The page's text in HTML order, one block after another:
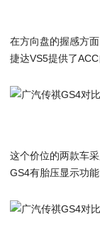
在方向盘的握感方
捷达VS5提供了
这个价位的两款车
GS4有胎压显示功